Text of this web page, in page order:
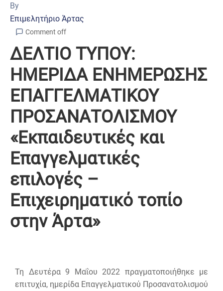
By
Επιμελητήριο Άρτας
Comment off
ΔΕΛΤΙΟ ΤΥΠΟΥ:
ΗΜΕΡΙΔΑ ΕΝΗΜΕΡΩΣΗΣ
ΕΠΑΓΓΕΛΜΑΤΙΚΟΥ
ΠΡΟΣΑΝΑΤΟΛΙΣΜΟΥ
«Εκπαιδευτικές και
Επαγγελματικές
επιλογές –
Επιχειρηματικό τοπίο
στην Άρτα»
Τη Δευτέρα 9 Μαΐου 2022 πραγματοποιήθηκε με
επιτυχία, ημερίδα Επαγγελματικού Προσανατολισμού